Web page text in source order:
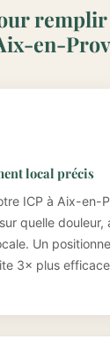
en-
local précis
ICP à Aix-en-
quelle douleur,
Un
3× plus